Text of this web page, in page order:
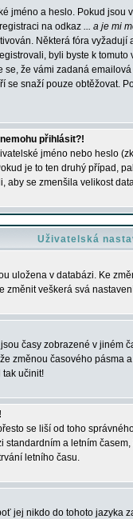
jméno a heslo. Pokud
na odkaz ... a je mi
Některá fóra
byli byste k
že vámi zadaná
se snaží pouze obtěžovat.
přihlásit?!
jméno nebo heslo
je to ten druhý případ,
se zmenšila velikost
Uživatelská
uložena v databázi. Ke
změnit veškerá svá
časy zobrazené v jiném
změnou časového
tak učinit!
se liší od toho
a letním
letního času.
jej nikdo do tohoto jazyka